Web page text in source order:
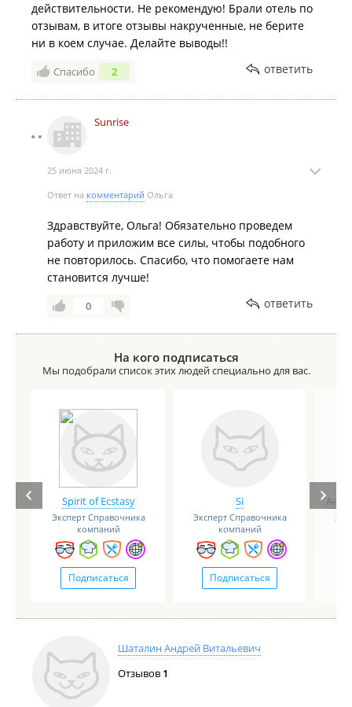
действительности. Не рекомендую! Брали отель по
отзывам, в итоге отзывы накрученные, не берите
ни в коем случае. Делайте выводы!!
Спасибо 2 ответить
Sunrise
25 июня 2024 г.
Ответ на комментарий Ольга
Здравствуйте, Ольга! Обязательно проведем
работу и приложим все силы, чтобы подобного
не повторилось. Спасибо, что помогаете нам
становится лучше!
0 ответить
На кого подписаться
Мы подобрали список этих людей специально для вас.
Spirit of Ecstasy
Эксперт Справочника
компаний
Подписаться
Si
Эксперт Справочника
компаний
Подписаться
Шаталин Андрей Витальевич
Отзывов 1